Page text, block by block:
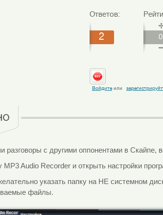
Ответов:
2 0
Войдитеили
разговоры с другими оппонентами в Скайпе,
MP3 Audio Recorder и открыть настройки
указать папку на НЕ системном
файлы.